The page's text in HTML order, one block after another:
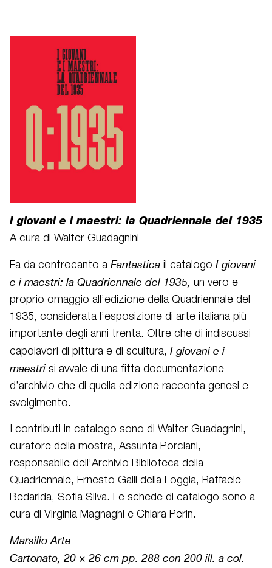
I giovani e i maestri: la Quadriennale del 1935
A cura di Walter Guadagnini
Fa da controcanto a Fantastica il catalogo I giovani
e i maestri: la Quadriennale del 1935, un vero e
proprio omaggio all’edizione della Quadriennale del
1935, considerata l’esposizione di arte italiana più
importante degli anni trenta. Oltre che di indiscussi
capolavori di pittura e di scultura, I giovani e i
maestri si avvale di una fitta documentazione
d’archivio che di quella edizione racconta genesi e
svolgimento.
I contributi in catalogo sono di Walter Guadagnini,
curatore della mostra, Assunta Porciani,
responsabile dell’Archivio Biblioteca della
Quadriennale, Ernesto Galli della Loggia, Raffaele
Bedarida, Sofia Silva. Le schede di catalogo sono a
cura di Virginia Magnaghi e Chiara Perin.
Marsilio Arte
Cartonato, 20 × 26 cm pp. 288 con 200 ill. a col.